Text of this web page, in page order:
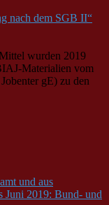
nach dem SGB II“
wurden 2019
Materialien vom
gE) zu den
und aus
Juni 2019: Bund- und